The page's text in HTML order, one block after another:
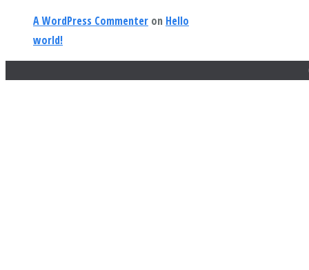
A WordPress Commenter on Hello
world!